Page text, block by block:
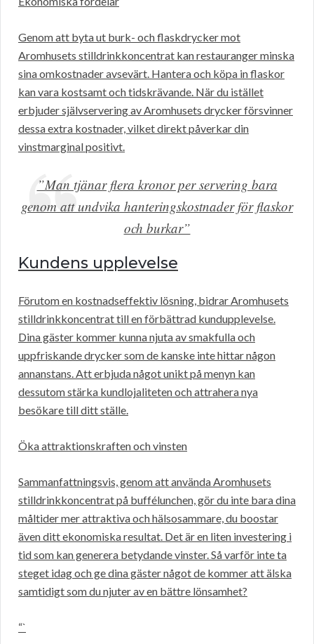
Genom att byta ut burk- och flaskdrycker mot
Aromhusets stilldrinkkoncentrat kan restauranger minska
sina omkostnader avsevärt. Hantera och köpa in flaskor
kan vara kostsamt och tidskrävande. När du istället
erbjuder självservering av Aromhusets drycker försvinner
dessa extra kostnader, vilket direkt påverkar din
vinstmarginal positivt.
”Man tjänar flera kronor per servering bara
genom att undvika hanteringskostnader för flaskor
och burkar”
Kundens upplevelse
Förutom en kostnadseffektiv lösning, bidrar Aromhusets
stilldrinkkoncentrat till en förbättrad kundupplevelse.
Dina gäster kommer kunna njuta av smakfulla och
uppfriskande drycker som de kanske inte hittar någon
annanstans. Att erbjuda något unikt på menyn kan
dessutom stärka kundlojaliteten och attrahera nya
besökare till ditt ställe.
Öka attraktionskraften och vinsten
Sammanfattningsvis, genom att använda Aromhusets
stilldrinkkoncentrat på buffélunchen, gör du inte bara dina
måltider mer attraktiva och hälsosammare, du boostar
även ditt ekonomiska resultat. Det är en liten investering i
tid som kan generera betydande vinster. Så varför inte ta
steget idag och ge dina gäster något de kommer att älska
samtidigt som du njuter av en bättre lönsamhet?
“`